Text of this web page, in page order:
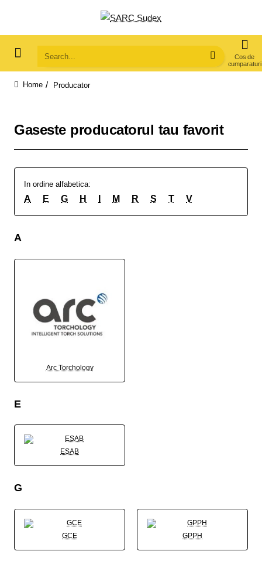
Search...
Producator
Gaseste producatorul tau favorit
In ordine alfabetica:
A E G H M R S T V
A
Arc Torchology
E
ESAB
G
GCE GPPH